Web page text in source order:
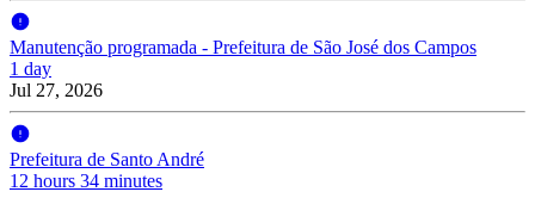
Manutenção programada - Prefeitura de São José dos Campos
1 day
Jul 27, 2026
Prefeitura de Santo André
12 hours 34 minutes